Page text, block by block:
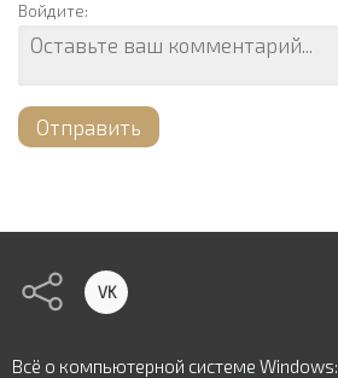
Войдите:
Отправить
VK
Всё о компьютерной системе Windows: